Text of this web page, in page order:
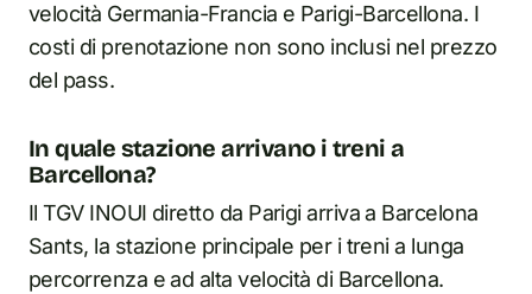
velocità Germania-Francia e Parigi-Barcellona. I
costi di prenotazione non sono inclusi nel prezzo
del pass.
In quale stazione arrivano i treni a
Barcellona?
Il TGV INOUI diretto da Parigi arriva a Barcelona
Sants, la stazione principale per i treni a lunga
percorrenza e ad alta velocità di Barcellona.